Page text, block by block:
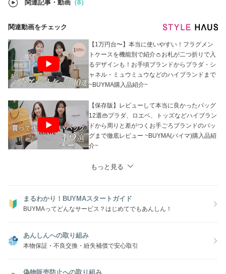
◇
.。.:*・゜＋.。.:*・゜＋.。.:*・゜＋.。.:*・゜
関連記事・動画 （8）
関連動画をチェック
【1万円台〜】本当に使いやすい！フラグメン
トケースを機能別で紹介👛お札が二つ折りで入
るデザインも！お手頃ブランドからプラダ・シ
ャネル・ミュウミュウなどのハイブランドまで
~BUYMA購入品紹介~
【保存版】レビューして本当に良かったバッグ
12選👜プラダ、ロエベ、トッズなどハイブラン
ドから周りと差がつくお手ごろブランドのバッ
グまで徹底レビュー ~BUYMA(バイマ)購入品紹
介~
もっと見る
まるわかり！BUYMAスタートガイド
BUYMAってどんなサービス？はじめてでもあんしん！
あんしんへの取り組み
本物保証・不良交換・紛失補償で安心取引
偽物販売防止への取り組み